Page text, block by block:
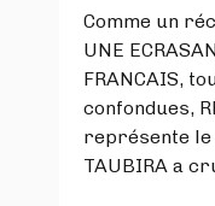
Comme un
UNE
FRANCAIS,
confondues,
représente le
TAUBIRA a